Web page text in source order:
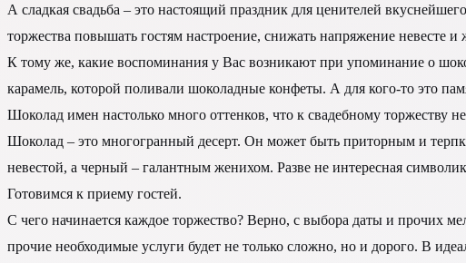
А сладкая свадьба – это настоящий праздник для ценителей
торжества повышать гостям настроение, снижать напряжение невесте и
К тому же, какие воспоминания у Вас возникают при упоминание о
карамель, которой поливали шоколадные конфеты. А для кого-то это
Шоколад имен настолько много оттенков, что к свадебному торжеству
Шоколад – это многогранный десерт. Он может быть приторным и
невестой, а черный – галантным женихом. Разве не интересная
Готовимся к приему гостей.
С чего начинается каждое торжество? Верно, с выбора даты и прочих
прочие необходимые услуги будет не только сложно, но и дорого. В